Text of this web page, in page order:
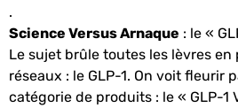
.
Science Versus Arnaque : le «
Le sujet brûle toutes les lèvres en
réseaux : le GLP-1. On voit fleurir
catégorie de produits : le « GLP-1